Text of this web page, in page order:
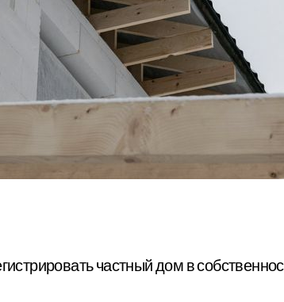
частный дом в